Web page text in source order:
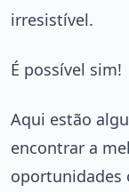
irresistível.
É possível sim!
Aqui estão
encontrar a
oportunidades